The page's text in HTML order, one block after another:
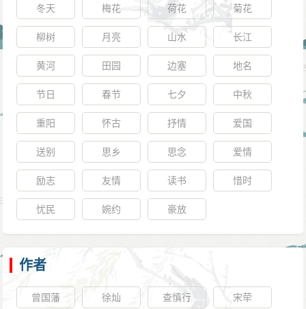
冬天 梅花 荷花 菊花
柳树 月亮 山水 长江
黄河 田园 边塞 地名
节日 春节 七夕 中秋
重阳 怀古 抒情 爱国
送别 思乡 思念 爱情
励志 友情 读书 惜时
忧民 婉约 豪放
作者
曾国藩 徐灿 查慎行 宋荦